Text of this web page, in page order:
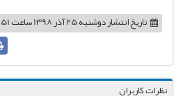
تاریخ انتشاردوشنبه 25 آذر 1398 ساعت 09:51
نظرات کاربران